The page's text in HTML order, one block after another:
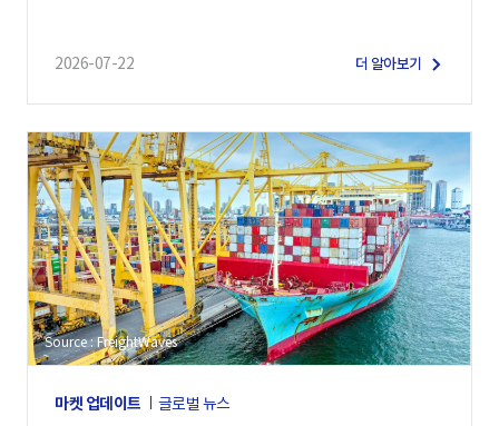
2026-07-22 더 알아보기
Source : FreightWaves
마켓 업데이트 글로벌 뉴스